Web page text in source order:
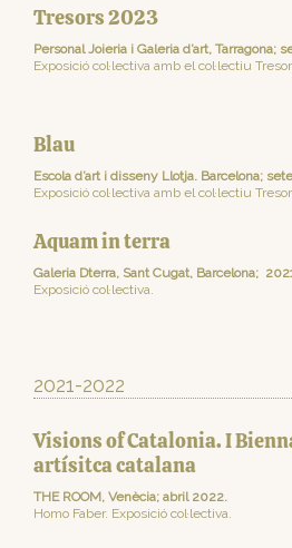
Tresors 2023
Personal Joieria i Galeria d’art, Tarragona;
Exposició col·lectiva amb el col·lectiu
Blau
Escola d’art i disseny Llotja. Barcelona;
Exposició col·lectiva amb el col·lectiu
Aquam in terra
Galeria Dterra, Sant Cugat, Barcelona;
Exposició col·lectiva.
2021-2022
Visions of Catalonia. I
artísitca catalana
THE ROOM, Venècia; abril 2022.
Homo Faber. Exposició col·lectiva.